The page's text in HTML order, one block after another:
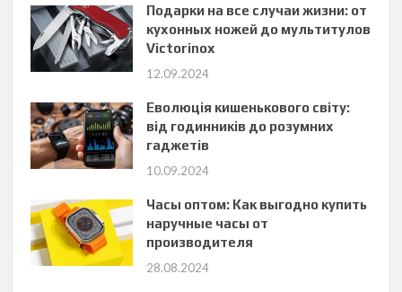
Подарки на все случаи жизни: от
кухонных ножей до мультитулов
Victorinox
12.09.2024
Еволюція кишенькового світу:
від годинників до розумних
гаджетів
10.09.2024
Часы оптом: Как выгодно купить
наручные часы от
производителя
28.08.2024